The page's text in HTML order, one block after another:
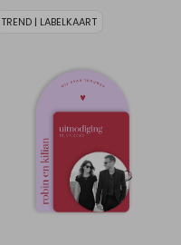
TREND | LABELKAART